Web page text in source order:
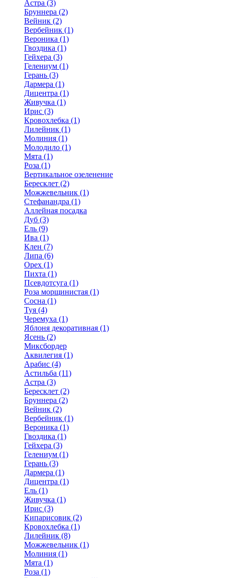
Астра (3)
Бруннера (2)
Вейник (2)
Вербейник (1)
Вероника (1)
Гвоздика (1)
Гейхера (3)
Гелениум (1)
Герань (3)
Дармера (1)
Дицентра (1)
Живучка (1)
Ирис (3)
Кровохлебка (1)
Лилейник (1)
Молиния (1)
Молодило (1)
Мята (1)
Роза (1)
Вертикальное озеленение
Бересклет (2)
Можжевельник (1)
Стефанандра (1)
Аллейная посадка
Дуб (3)
Ель (9)
Ива (1)
Клен (7)
Липа (6)
Орех (1)
Пихта (1)
Псевдотсуга (1)
Роза морщинистая (1)
Сосна (1)
Туя (4)
Черемуха (1)
Яблоня декоративная (1)
Ясень (2)
Миксбордер
Аквилегия (1)
Арабис (4)
Астильба (11)
Астра (3)
Бересклет (2)
Бруннера (2)
Вейник (2)
Вербейник (1)
Вероника (1)
Гвоздика (1)
Гейхера (3)
Гелениум (1)
Герань (3)
Дармера (1)
Дицентра (1)
Ель (1)
Живучка (1)
Ирис (3)
Кипарисовик (2)
Кровохлебка (1)
Лилейник (8)
Можжевельник (1)
Молиния (1)
Мята (1)
Роза (1)